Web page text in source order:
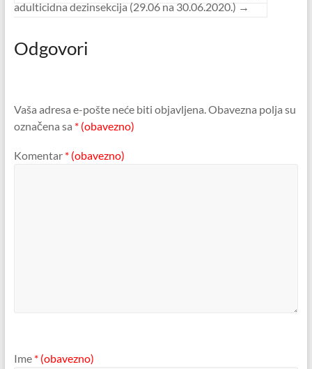
adulticidna dezinsekcija (29.06 na 30.06.2020.) →
Odgovori
Vaša adresa e-pošte neće biti objavljena.Obavezna polja su
označena sa * (obavezno)
Komentar * (obavezno)
Ime * (obavezno)